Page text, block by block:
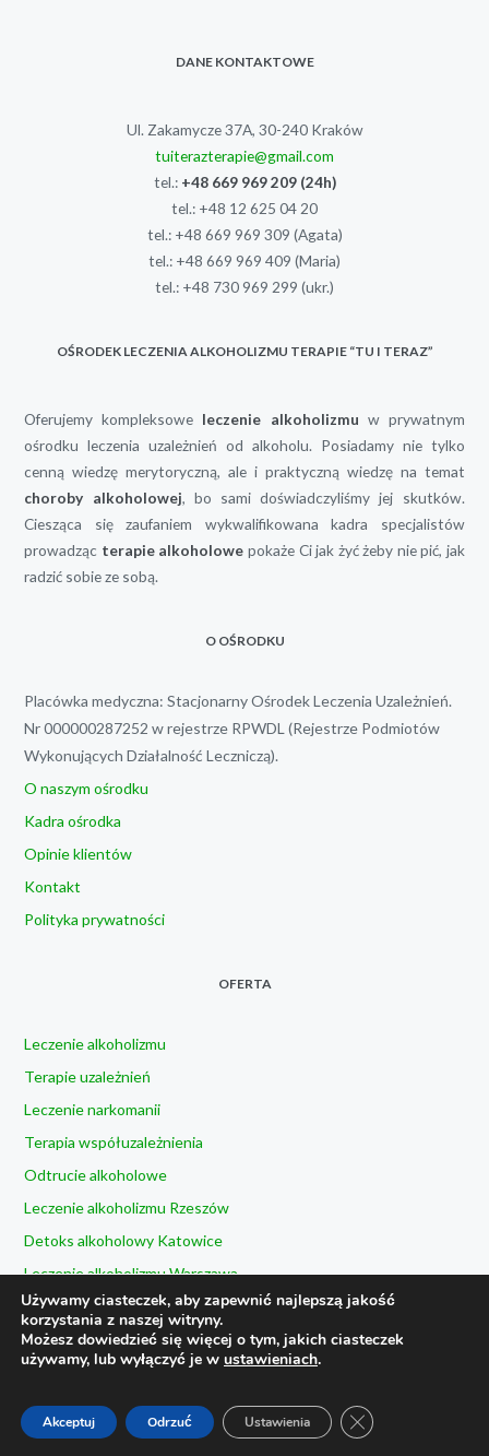
DANE KONTAKTOWE
Ul. Zakamycze 37A, 30-240 Kraków
tuiterazterapie@gmail.com
tel.: +48 669 969 209(24h)
tel.: +48 12 625 04 20
tel.: +48 669 969 309 (Agata)
tel.: +48 669 969 409 (Maria)
tel.: +48 730 969 299 (ukr.)
OŚRODEK LECZENIA ALKOHOLIZMU TERAPIE “TU I TERAZ”
Oferujemy kompleksowe leczenie alkoholizmu w prywatnym
ośrodku leczenia uzależnień od alkoholu. Posiadamy nie tylko
cenną wiedzę merytoryczną, ale i praktyczną wiedzę na temat
choroby alkoholowej, bo sami doświadczyliśmy jej skutków.
Ciesząca się zaufaniem wykwalifikowana kadra specjalistów
prowadząc terapie alkoholowe pokaże Ci jak żyć żeby nie pić, jak
radzić sobie ze sobą.
O OŚRODKU
Placówka medyczna: Stacjonarny Ośrodek Leczenia Uzależnień.
Nr 000000287252 w rejestrze RPWDL (Rejestrze Podmiotów
Wykonujących Działalność Leczniczą).
O naszym ośrodku
Kadra ośrodka
Opinie klientów
Kontakt
Polityka prywatności
OFERTA
Leczenie alkoholizmu
Terapie uzależnień
Leczenie narkomanii
Terapia współuzależnienia
Odtrucie alkoholowe
Leczenie alkoholizmu Rzeszów
Detoks alkoholowy Katowice
Leczenie alkoholizmu Warszawa
Leczenie alkoholizmu Kielce
Wszelkie prawa zastrzeżone ||Created bySiTeR.In.Ua
Używamy ciasteczek, aby zapewnić najlepszą jakość
korzystania z naszej witryny.
Możesz dowiedzieć się więcej o tym, jakich ciasteczek
używamy, lub wyłączyć je w ustawieniach.
Akceptuj Odrzuć Ustawienia ZAMKNIJ PANEL